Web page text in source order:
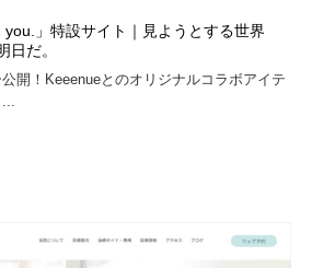
you.」特設サイト｜見ようとする世界
日だ。
開！Keeenueとのオリジナルコラボアイテ